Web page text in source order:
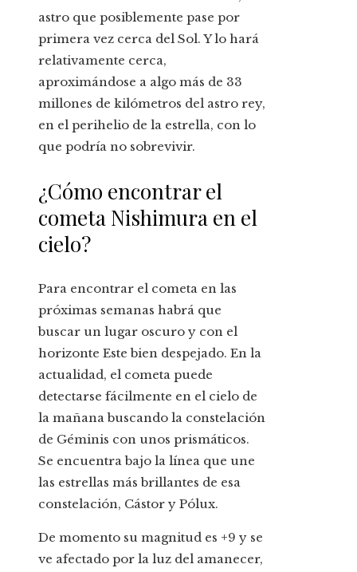
astro que posiblemente pase por
primera vez cerca del Sol. Y lo hará
relativamente cerca,
aproximándose a algo más de 33
millones de kilómetros del astro rey,
en el perihelio de la estrella, con lo
que podría no sobrevivir.
¿Cómo encontrar el
cometa Nishimura en el
cielo?
Para encontrar el cometa en las
próximas semanas habrá que
buscar un lugar oscuro y con el
horizonte Este bien despejado. En la
actualidad, el cometa puede
detectarse fácilmente en el cielo de
la mañana buscando la constelación
de Géminis con unos prismáticos.
Se encuentra bajo la línea que une
las estrellas más brillantes de esa
constelación, Cástor y Pólux.
De momento su magnitud es +9 y se
ve afectado por la luz del amanecer,